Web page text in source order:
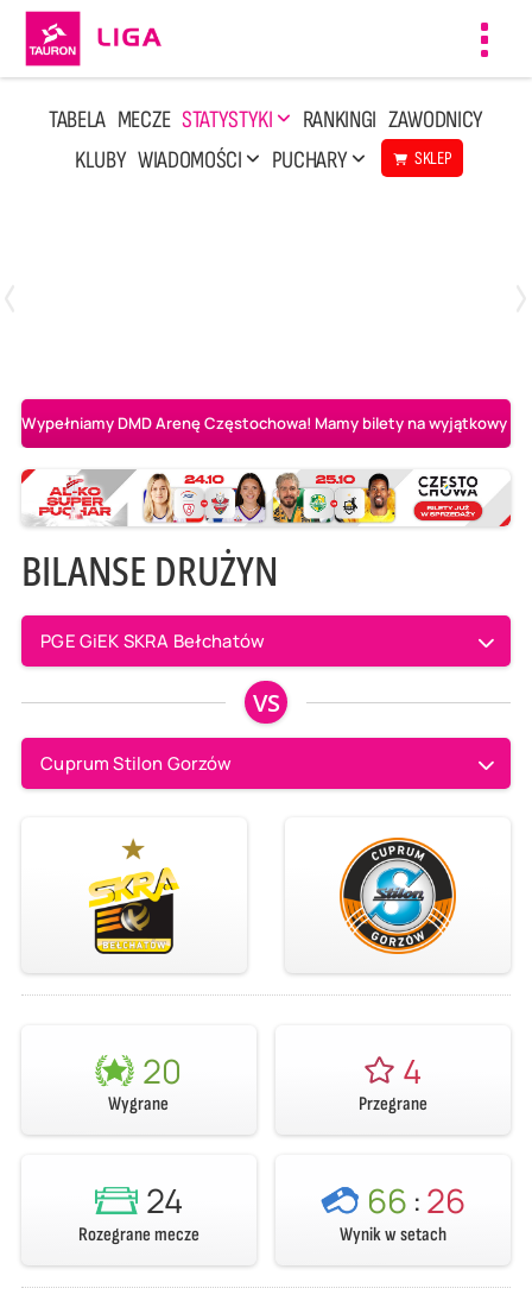
TABELA MECZE STATYSTYKI RANKINGI ZAWODNICY
KLUBY WIADOMOŚCI PUCHARY SKLEP
Wypełniamy DMD Arenę Częstochowa! Mamy bilety na wyjątkowy
BILANSE DRUŻYN
PGE GiEK SKRA Bełchatów
VS
Cuprum Stilon Gorzów
20
Wygrane
4
Przegrane
24
Rozegrane mecze
66 :26
Wynik w setach